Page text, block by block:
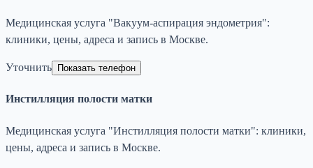
Медицинская услуга "Вакуум-аспирация эндометрия":
клиники, цены, адреса и запись в Москве.
Уточнить Показать телефон
Инстилляция полости матки
Медицинская услуга "Инстилляция полости матки": клиники,
цены, адреса и запись в Москве.